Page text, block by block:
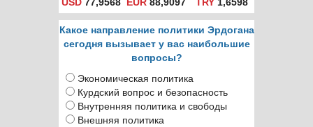
USD 77,9568 EUR 88,9097 TRY 1,6598
Какое направление политики Эрдогана
сегодня вызывает у вас наибольшие
вопросы?
Экономическая политика
Курдский вопрос и безопасность
Внутренняя политика и свободы
Внешняя политика